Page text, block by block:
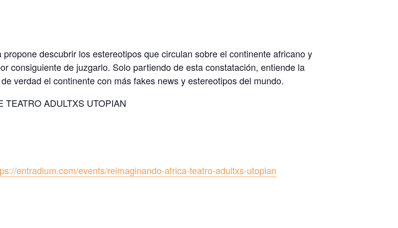
descubrir los estereotipos que circulan sobre el continente africano y
consiguiente de juzgarlo. Solo partiendo de esta constatación, entiende la
verdad el continente con más fakes news y estereotipos del mundo.
ADULTXS UTOPIAN
entradium.com/events/reimaginando-africa-teatro-adultxs-utopian